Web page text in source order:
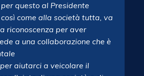
questo al Presidente
come alla società tutta, va
riconoscenza per aver
a una collaborazione che è
aiutarci a veicolare il